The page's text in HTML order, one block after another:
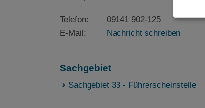
Telefon:
09141 902-125
E-Mail:
Nachricht schreiben
Sachgebiet
Sachgebiet 33 - Führerscheinstelle